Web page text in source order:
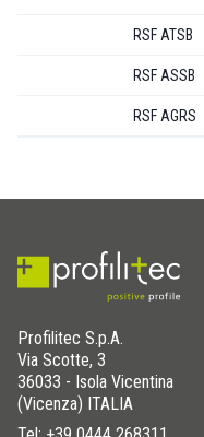
RSF ATSB
RSF ASSB
RSF AGRS
Profilitec S.p.A.
Via Scotte, 3
36033 - Isola Vicentina
(Vicenza) ITALIA